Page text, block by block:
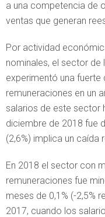
a una competencia de
ventas que generan
Por actividad
nominales, el sector de
experimentó una fuerte
remuneraciones en un
salarios de este sector
diciembre de 2018 fue
(2,6%) implica un caída
En 2018 el sector con
remuneraciones fue
meses de 0,1% (-2,5%
2017, cuando los